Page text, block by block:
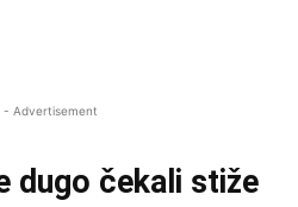
- Advertisement
dugo čekali stiže